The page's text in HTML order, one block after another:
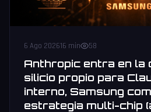
6 Ago 202616 min 58
Anthropic entra en la
silicio propio para
interno, Samsung
estrategia multi-chip